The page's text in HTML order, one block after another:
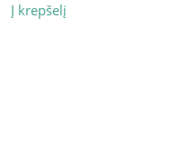
Į krepšelį